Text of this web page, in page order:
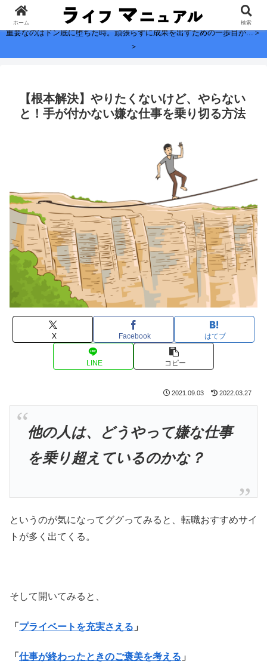
子どもに残したい、お金よりも大切なこと。
重要なのはドン底に堕ちた時。頑張らずに成果を出すための一歩目が...＞
＞
【根本解決】やりたくないけど、やらない
と！手が付かない嫌な仕事を乗り切る方法
X Facebook はてブ
LINE コピー
2021.09.03 2022.03.27
他の人は、どうやって嫌な仕事
を乗り超えているのかな？
というのが気になってググってみると、転職おすすめサイ
トが多く出てくる。
そして開いてみると、
「 プライベートを充実さえる 」
「 仕事が終わったときのご褒美を考える 」
ホーム 検索